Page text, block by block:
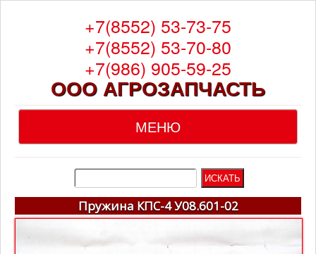
+7(8552) 53-73-75
+7(8552) 53-70-80
+7(986) 905-59-25
ООО АГРОЗАПЧАСТЬ
МЕНЮ
Главная
О компании
Каталог
Пружина КПС-4 У08.601-02